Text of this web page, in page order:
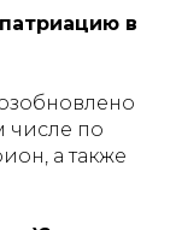
в
числе по
а также